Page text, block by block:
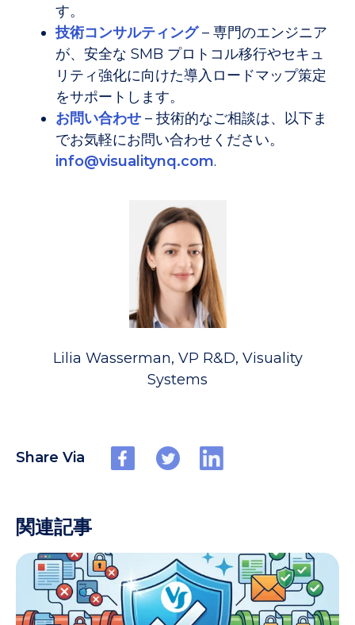
す。
技術コンサルティング– 専門のエンジニア
が、安全な SMB プロトコル移行やセキュ
リティ強化に向けた導入ロードマップ策定
をサポートします。
お問い合わせ – 技術的なご相談は、以下ま
でお気軽にお問い合わせください。
info@visualitynq.com.
Lilia Wasserman, VP R&D, Visuality
Systems
Share Via
関連記事